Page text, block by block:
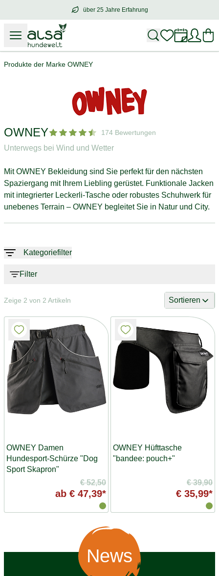
über 25 Jahre Erfahrung
über25 Jahre Erfahrung
Produkte der Marke OWNEY
OWNEY 174 Bewertungen
Unterwegs bei Wind und Wetter
Mit OWNEY Bekleidung sind Sie perfekt für den nächsten
Spaziergang mit Ihrem Liebling gerüstet. Funktionale Jacken
mit integrierter Leckerli-Tasche oder robustes Schuhwerk für
unebenes Terrain – OWNEY begleitet Sie in Natur und City.
Kategoriefilter
Filter
Zeige 2 von 2 Artikeln Sortieren
OWNEY Damen
Hundesport-Schürze "Dog
Sport Skapron"
€ 52,50
ab € 47,39*
OWNEY Hüfttasche
"bandee: pouch+"
€ 39,90
€ 35,99*
News